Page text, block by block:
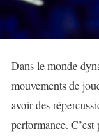
Dans le monde
mouvements de
avoir des
performance.